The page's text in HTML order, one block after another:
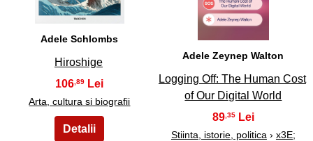
Adele Schlombs
Hiroshige
106,89
Arta, cultura si biografii
Adele Zeynep Walton
Logging Off: The Human Cost
of Our Digital World
89,35
Stiinta, istorie, politica › x3E;